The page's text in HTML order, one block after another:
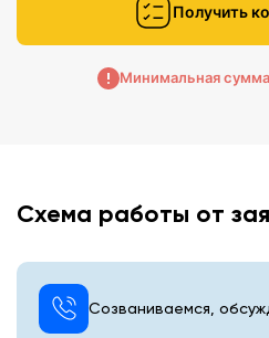
Получить
Минимальная
Схема работы от
Созваниваемся,